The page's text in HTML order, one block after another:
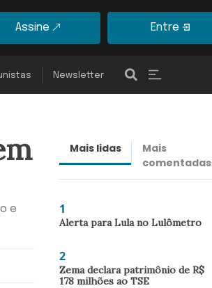
Assine Entre
Newsletter
e
Mais lidas
Mais
comentadas
1
Alerta para Lula no Lulômetro
2
Zema declara patrimônio de R$
178 milhões ao TSE